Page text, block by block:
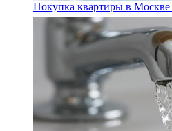
Покупка квартиры в